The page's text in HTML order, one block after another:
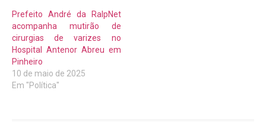
Prefeito André da RalpNet
acompanha mutirão de
cirurgias de varizes no
Hospital Antenor Abreu em
Pinheiro
10 de maio de 2025
Em "Política"